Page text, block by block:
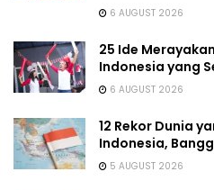
6 AUGUST 2026
25 Ide
Indonesia yang
6 AUGUST 2026
12 Rekor Dunia
Indonesia,
5 AUGUST 2026